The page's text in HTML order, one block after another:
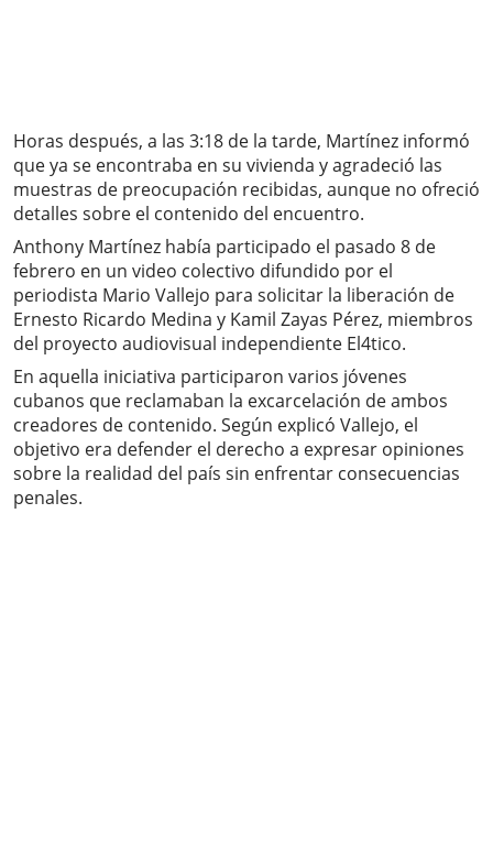
Horas después, a las 3:18 de la tarde, Martínez informó
que ya se encontraba en su vivienda y agradeció las
muestras de preocupación recibidas, aunque no ofreció
detalles sobre el contenido del encuentro.
Anthony Martínez había participado el pasado 8 de
febrero en un video colectivo difundido por el
periodista Mario Vallejo para solicitar la liberación de
Ernesto Ricardo Medina y Kamil Zayas Pérez, miembros
del proyecto audiovisual independiente El4tico.
En aquella iniciativa participaron varios jóvenes
cubanos que reclamaban la excarcelación de ambos
creadores de contenido. Según explicó Vallejo, el
objetivo era defender el derecho a expresar opiniones
sobre la realidad del país sin enfrentar consecuencias
penales.